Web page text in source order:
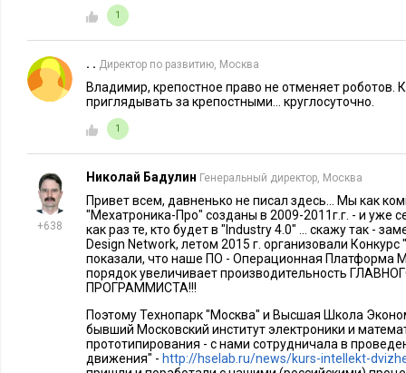
1
. . Директор по развитию, Москва
Владимир, крепостное право не отменяет роботов.
приглядывать за крепостными... круглосуточно.
1
+638
Николай Бадулин Генеральный директор, Москва
Привет всем, давненько не писал здесь... Мы как
"Мехатроника-Про" созданы в 2009-2011г.г. - и уже
как раз те, кто будет в "Industry 4.0" ... скажу так -
Design Network, летом 2015 г. организовали
показали, что наше ПО - Операционная Платформа
порядок увеличивает производительность
ПРОГРАММИСТА!!!
Поэтому Технопарк "Москва" и Высшая Школа
бывший Московский институт электроники и
прототипирования - с нами сотрудничала в
движения" - http://hselab.ru/news/kurs-intellekt-